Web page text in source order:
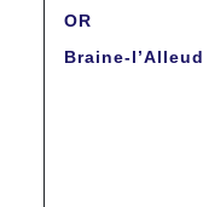
OR
Braine-l’Alleud